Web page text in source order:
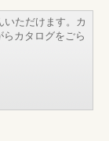
いただけます。カ
カタログをごら